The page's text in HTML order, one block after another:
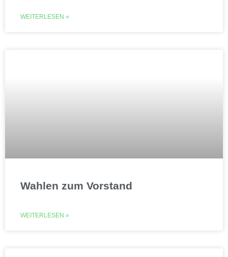
WEITERLESEN »
Wahlen zum Vorstand
WEITERLESEN »